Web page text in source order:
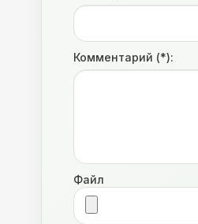
Комментарий (*):
Файл